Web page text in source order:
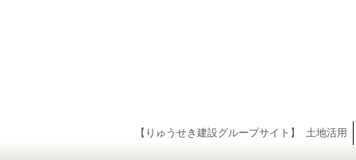
【りゅうせき建設グループサイト】
土地活用